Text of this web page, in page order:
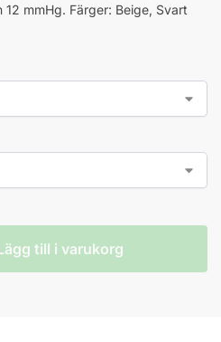
mmHg. Färger: Beige, Svart
till i varukorg